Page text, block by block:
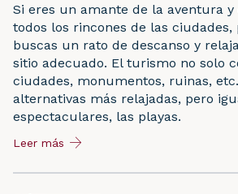
Si eres un amante de la aventura
todos los rincones de las ciudades,
buscas un rato de descanso y
sitio adecuado. El turismo no solo
ciudades, monumentos, ruinas,
alternativas más relajadas, pero
espectaculares, las playas.
Leer más